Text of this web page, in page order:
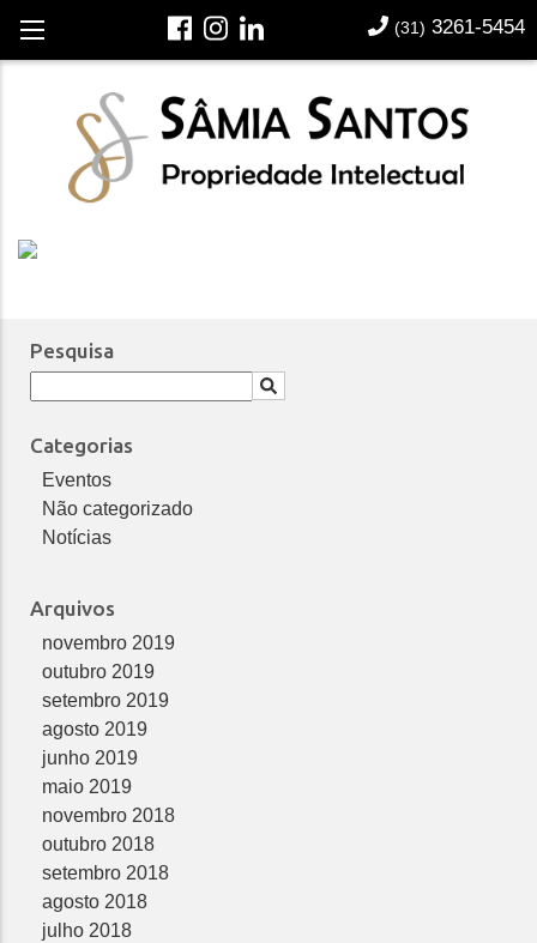
Português (31) 3261-5454
Notícias | Publicações
Pesquisa
Categorias
Eventos
Não categorizado
Notícias
Arquivos
novembro 2019
outubro 2019
setembro 2019
agosto 2019
junho 2019
maio 2019
novembro 2018
outubro 2018
setembro 2018
agosto 2018
julho 2018